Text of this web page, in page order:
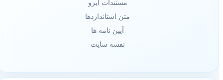
مستندات ایزو
متن استانداردها
آیین نامه ها
نقشه سایت